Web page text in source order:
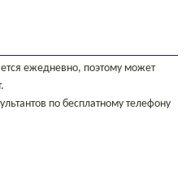
ежедневно, поэтому может
по бесплатному телефону